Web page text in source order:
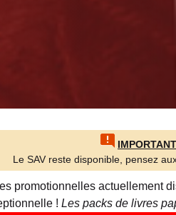
IMPORTANT
Le SAV reste disponible, pensez
promotionnelles
! Les packs de livres